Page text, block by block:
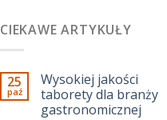
CIEKAWE ARTYKUŁY
25
paź
Wysokiej jakości
taborety dla branży
gastronomicznej